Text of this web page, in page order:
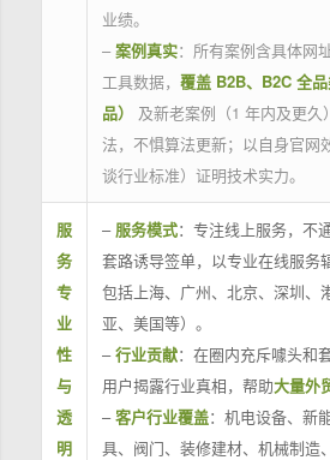
业绩。
– 案例真实：所有案例含具体网
工具数据， 覆盖 B2B、B2C 全
品）
及新老案例（1 年内及更久
法，不惧算法更新；以自身官网
谈行业标准）证明技术实力。
服
务
专
业
性
与
透
明
– 服务模式：专注线上服务，不
套路诱导签单，以专业在线服务
包括上海、广州、北京、深圳、
亚、美国等）。
–行业贡献：在圈内充斥噱头和
用户揭露行业真相，帮助大量外
–客户行业覆盖：机电设备、新
具、阀门、装修建材、机械制造